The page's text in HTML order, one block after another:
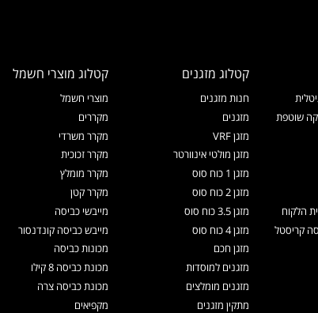
שוטפת
הלקוח
קריסטל
קטלוג מזגנים
חנות מזגנים
מזגנים
מזגן VRF
מזגן מולטי אינוורטר
מזגן 1 כוח סוס
מזגן 2 כוח סוס
מזגן 3.5 כוח סוס
מזגן 4 כוח סוס
מזגן חכם
מזגנים למוסדות
מזגנים מומלצים
מתקין מזגנים
קטלוג מוצרי חשמל
מוצרי חשמל
מקררים
מקרר משרדי
מקרר זכוכית
מקרר מומלץ
מקרר קטן
מייבשי כביסה
מייבש כביסה קונדנסור
מכונות כביסה
מכונת כביסה 8 קילו
מכונת כביסה צרה
מקפיאים